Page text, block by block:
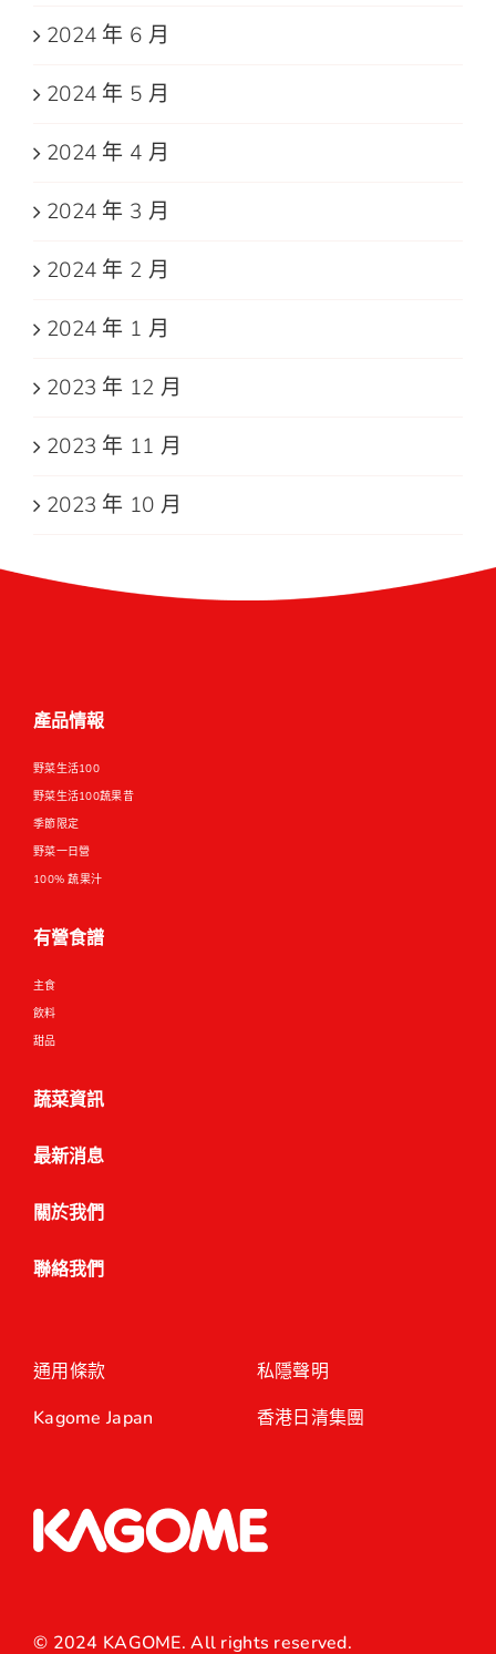
2024 年 6 月
2024 年 5 月
2024 年 4 月
2024 年 3 月
2024 年 2 月
2024 年 1 月
2023 年 12 月
2023 年 11 月
2023 年 10 月
產品情報
野菜生活100
野菜生活100蔬果昔
季節限定
野菜一日營
100% 蔬果汁
有營食譜
主食
飲料
甜品
蔬菜資訊
最新消息
關於我們
聯絡我們
通用條款
Kagome Japan
私隱聲明
香港日清集團
© 2024 KAGOME. All rights reserved.